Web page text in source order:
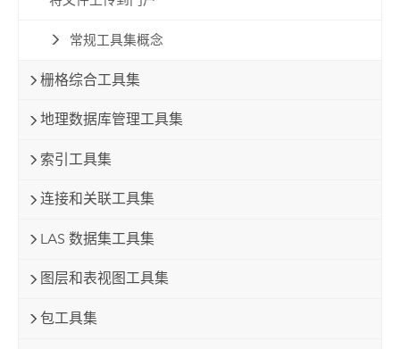
常规工具集概念
栅格综合工具集
地理数据库管理工具集
索引工具集
连接和关联工具集
LAS 数据集工具集
图层和表视图工具集
包工具集